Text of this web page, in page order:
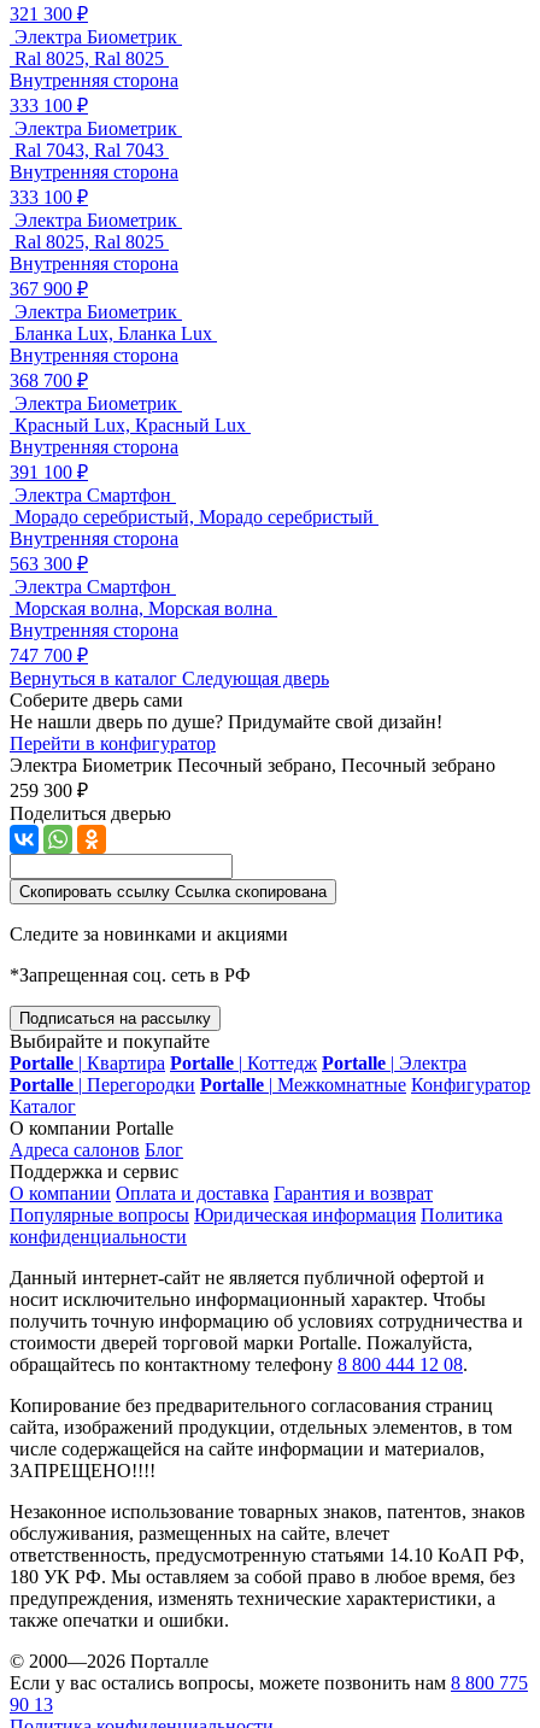
321 300 ₽
Электра Биометрик
Ral 8025, Ral 8025
Внутренняя сторона
333 100 ₽
Электра Биометрик
Ral 7043, Ral 7043
Внутренняя сторона
333 100 ₽
Электра Биометрик
Ral 8025, Ral 8025
Внутренняя сторона
367 900 ₽
Электра Биометрик
Бланка Lux, Бланка Lux
Внутренняя сторона
368 700 ₽
Электра Биометрик
Красный Lux, Красный Lux
Внутренняя сторона
391 100 ₽
Электра Смартфон
Морадо серебристый, Морадо серебристый
Внутренняя сторона
563 300 ₽
Электра Смартфон
Морская волна, Морская волна
Внутренняя сторона
747 700 ₽
Вернуться в каталог Следующая дверь
Соберите дверь сами
Не нашли дверь по душе? Придумайте свой дизайн!
Перейти в конфигуратор
Электра Биометрик Песочный зебрано, Песочный зебрано
259 300 ₽
Поделиться дверью
Скопировать ссылку Ссылка скопирована
Следите за новинками и акциями
*Запрещенная соц. сеть в РФ
Подписаться на рассылку
Выбирайте и покупайте
Portalle | Квартира Portalle | Коттедж Portalle | Электра
Portalle | Перегородки Portalle | Межкомнатные Конфигуратор
Каталог
О компании Portalle
Адреса салонов Блог
Поддержка и сервис
О компании Оплата и доставка Гарантия и возврат
Популярные вопросы Юридическая информация Политика
конфиденциальности
Данный интернет-сайт не является публичной офертой и
носит исключительно информационный характер. Чтобы
получить точную информацию об условиях сотрудничества и
стоимости дверей торговой марки Portalle. Пожалуйста,
обращайтесь по контактному телефону 8 800 444 12 08.
Копирование без предварительного согласования страниц
сайта, изображений продукции, отдельных элементов, в том
числе содержащейся на сайте информации и материалов,
ЗАПРЕЩЕНО!!!!
Незаконное использование товарных знаков, патентов, знаков
обслуживания, размещенных на сайте, влечет
ответственность, предусмотренную статьями 14.10 КоАП РФ,
180 УК РФ. Мы оставляем за собой право в любое время, без
предупреждения, изменять технические характеристики, а
также опечатки и ошибки.
© 2000—2026 Порталле
Если у вас остались вопросы, можете позвонить нам 8 800 775
90 13